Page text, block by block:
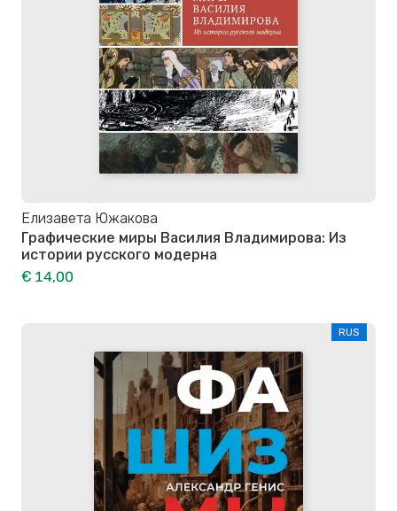
Елизавета Южакова
Графические миры Василия Владимирова: Из
истории русского модерна
€ 14,00
RUS